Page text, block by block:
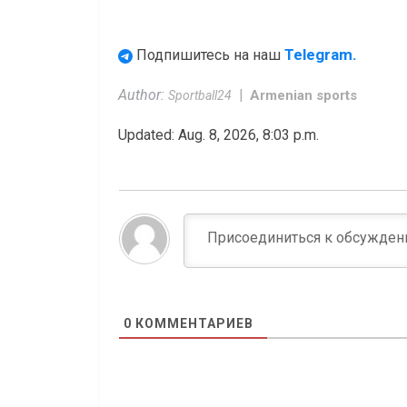
Подпишитесь на наш Telegram.
Author: Sportball24 Armenian sports
Updated: Aug. 8, 2026, 8:03 p.m.
0 КОММЕНТАРИЕВ